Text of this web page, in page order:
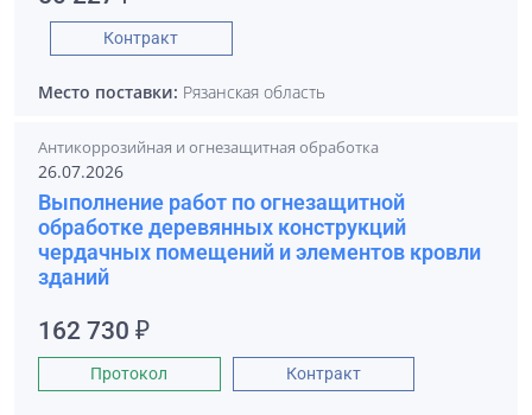
Контракт
Место поставки: Рязанская область
Антикоррозийная и огнезащитная обработка
26.07.2026
Выполнение работ по огнезащитной
обработке деревянных конструкций
чердачных помещений и элементов кровли
зданий
162 730 ₽
Протокол Контракт